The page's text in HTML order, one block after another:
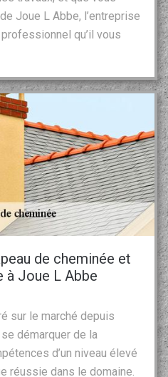
Joue L Abbe, l’entreprise
qu’il vous
de cheminée et
à Joue L Abbe
sur le marché depuis
démarquer de la
d’un niveau élevé
réussie dans le domaine.